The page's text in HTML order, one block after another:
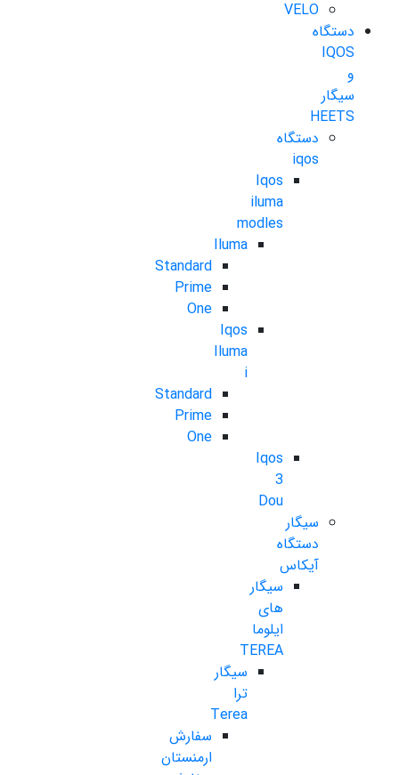
VELO
دستگاه
IQOS
و
سیگار
HEETS
دستگاه
iqos
Iqos
iluma
modles
Iluma
Standard
Prime
One
Iqos
Iluma
i
Standard
Prime
One
Iqos
3
Dou
سیگار
دستگاه
آیکاس
سیگار
های
ایلوما
TEREA
سیگار
ترا
Terea
سفارش
ارمنستان